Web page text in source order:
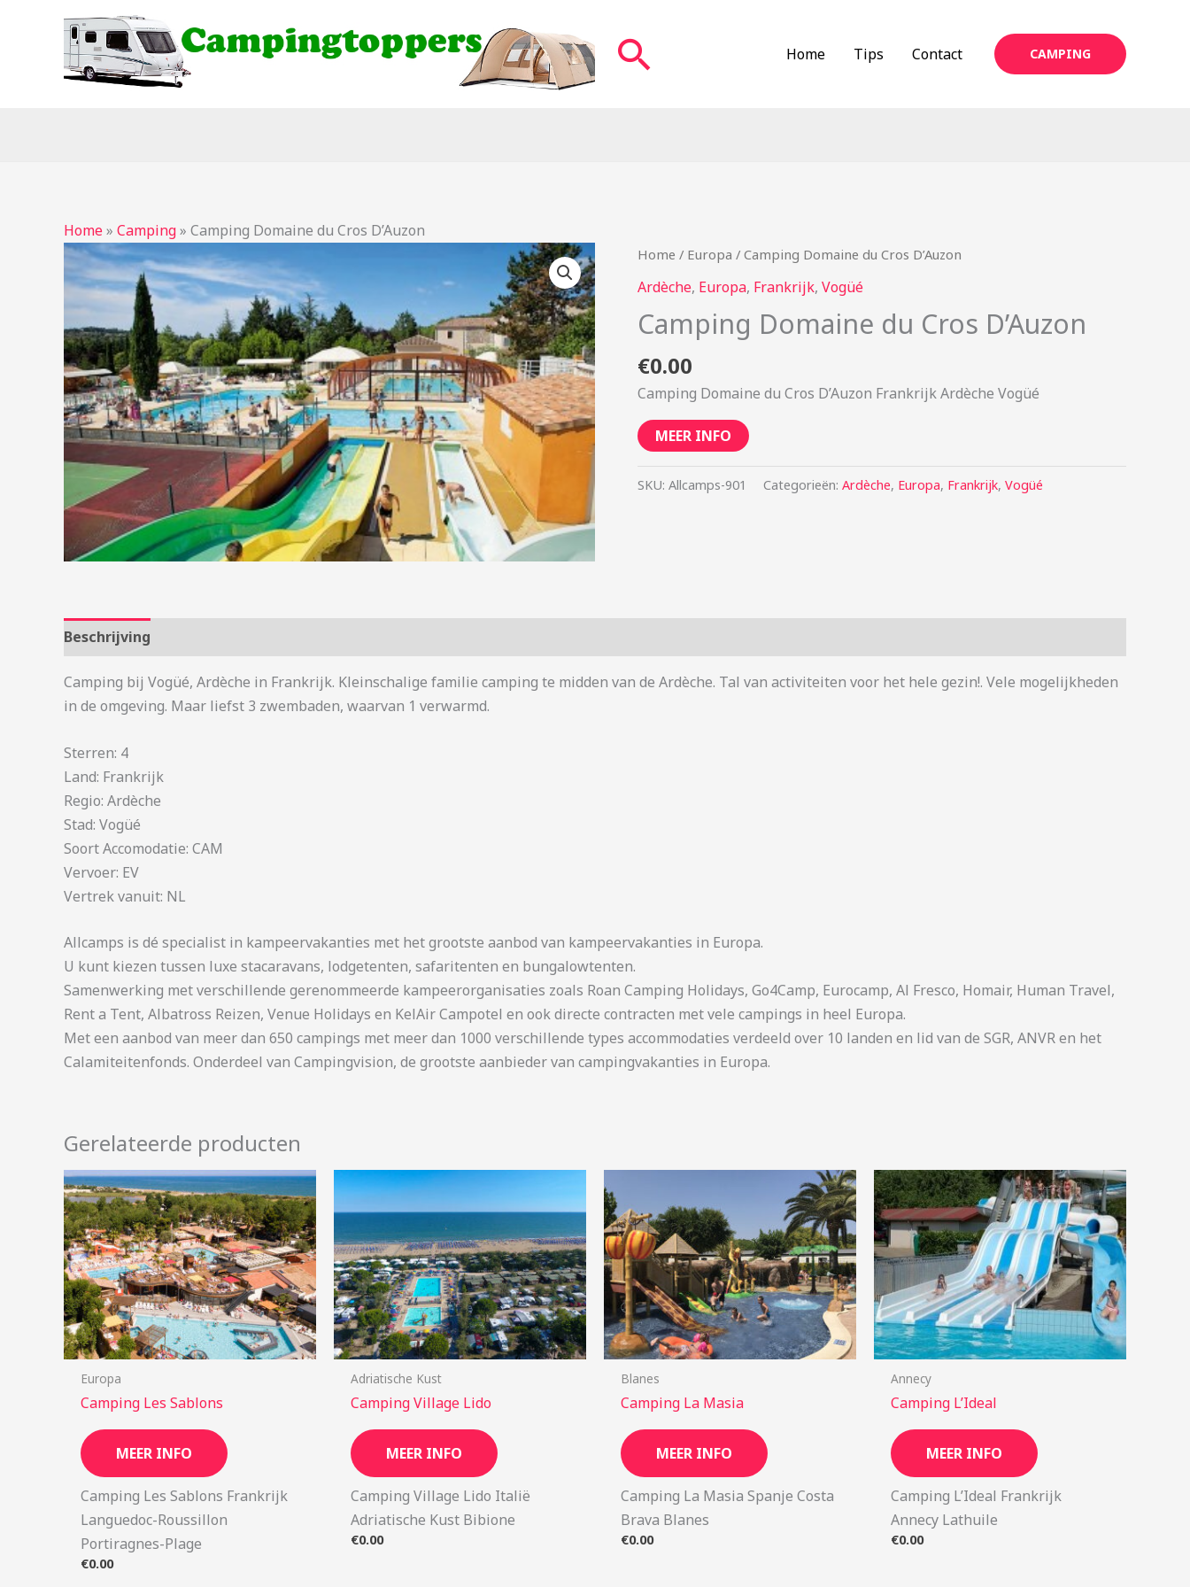
Zoeken Home Tips Contact CAMPING
Home» Camping» Camping Domaine du Cros D’Auzon
Home / Europa / Camping Domaine du Cros D’Auzon
Ardèche, Europa, Frankrijk, Vogüé
Camping Domaine du Cros D’Auzon
€0.00
Camping Domaine du Cros D’Auzon Frankrijk Ardèche Vogüé
MEER INFO
SKU: Allcamps-901 Categorieën: Ardèche, Europa, Frankrijk, Vogüé
Beschrijving
Camping bij Vogüé, Ardèche in Frankrijk. Kleinschalige familie camping te midden van de Ardèche. Tal van activiteiten voor het hele gezin!. Vele mogelijkheden
in de omgeving. Maar liefst 3 zwembaden, waarvan 1 verwarmd.
Sterren: 4
Land: Frankrijk
Regio: Ardèche
Stad: Vogüé
Soort Accomodatie: CAM
Vervoer: EV
Vertrek vanuit: NL
Allcamps is dé specialist in kampeervakanties met het grootste aanbod van kampeervakanties in Europa.
U kunt kiezen tussen luxe stacaravans, lodgetenten, safaritenten en bungalowtenten.
Samenwerking met verschillende gerenommeerde kampeerorganisaties zoals Roan Camping Holidays, Go4Camp, Eurocamp, Al Fresco, Homair, Human Travel,
Rent a Tent, Albatross Reizen, Venue Holidays en KelAir Campotel en ook directe contracten met vele campings in heel Europa.
Met een aanbod van meer dan 650 campings met meer dan 1000 verschillende types accommodaties verdeeld over 10 landen en lid van de SGR, ANVR en het
Calamiteitenfonds. Onderdeel van Campingvision, de grootste aanbieder van campingvakanties in Europa.
Gerelateerde producten
Europa
Camping Les Sablons
MEER INFO
Camping Les Sablons Frankrijk
Languedoc-Roussillon
Portiragnes-Plage
€0.00
Adriatische Kust
Camping Village Lido
MEER INFO
Camping Village Lido Italië
Adriatische Kust Bibione
€0.00
Blanes
Camping La Masia
MEER INFO
Camping La Masia Spanje Costa
Brava Blanes
€0.00
Annecy
Camping L’Ideal
MEER INFO
Camping L’Ideal Frankrijk
Annecy Lathuile
€0.00